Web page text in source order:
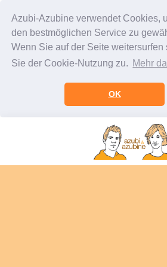
Azubi-Azubine verwendet Cookies,
den bestmöglichen Service zu
Wenn Sie auf der Seite weitersurfen
Sie der Cookie-Nutzung zu. Mehr
OK